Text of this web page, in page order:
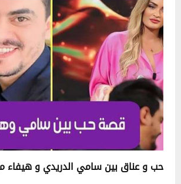
حب و عناق بين سامي الدريدي و هيفاء